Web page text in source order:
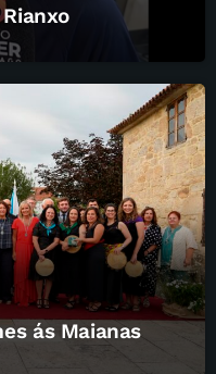
ás Maianas